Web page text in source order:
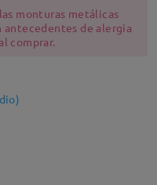
monturas metálicas
de alergia
comprar.
)